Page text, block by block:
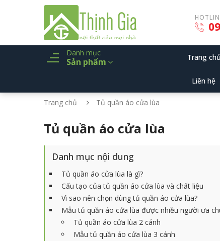
Danh mục
Sản phẩm Trang chủ
Liên hệ
Trang chủ Tủ quần áo cửa lùa
Tủ quần áo cửa lùa
Danh mục nội dung
Tủ quần áo cửa lùa là gì?
Cấu tạo của tủ quần áo cửa lùa và chất liệu
Vì sao nên chọn dùng tủ quần áo cửa lùa?
Mẫu tủ quần áo cửa lùa được nhiều người ưa
Tủ quần áo cửa lùa 2 cánh
Mẫu tủ quần áo cửa lùa 3 cánh